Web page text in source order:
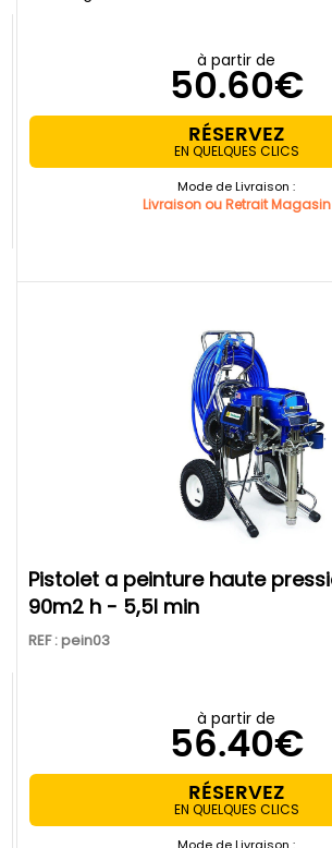
à partir de
50.60€
RÉSERVEZ
EN QUELQUES CLICS
Mode de Livraison :
Livraison ou Retrait Magasin
pistolet a peinture haute pression 230v-
90m2 h - 5,5l min
REF : pein03
à partir de
56.40€
RÉSERVEZ
EN QUELQUES CLICS